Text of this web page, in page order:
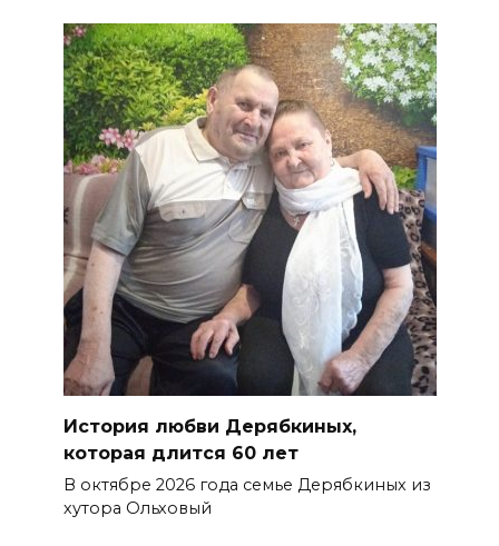
История любви Дерябкиных,
которая длится 60 лет
В октябре 2026 года семье Дерябкиных из
хутора Ольховый